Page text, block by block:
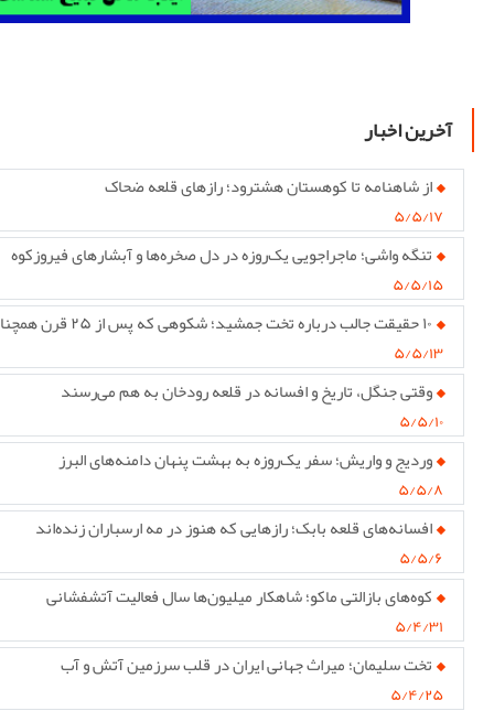
آخرین اخبار
از شاهنامه تا کوهستان هشترود؛ رازهای قلعه ضحاک
۵/۵/۱۷
تنگه واشی؛ ماجراجویی یک‌روزه در دل صخره‌ها و آبشارهای فیروزکوه
۵/۵/۱۵
۱۰ حقیقت جالب درباره تخت جمشید؛ شکوهی که پس از ۲۵ قرن همچنان پابرجاست
۵/۵/۱۳
وقتی جنگل، تاریخ و افسانه در قلعه رودخان به هم می‌رسند
۵/۵/۱۰
وردیج و واریش؛ سفر یک‌روزه به بهشت پنهان دامنه‌های البرز
۵/۵/۸
افسانه‌های قلعه بابک؛ رازهایی که هنوز در مه ارسباران زنده‌اند
۵/۵/۶
کوه‌های بازالتی ماکو؛ شاهکار میلیون‌ها سال فعالیت آتشفشانی
۵/۴/۳۱
تخت سلیمان؛ میراث جهانی ایران در قلب سرزمین آتش و آب
۵/۴/۲۵